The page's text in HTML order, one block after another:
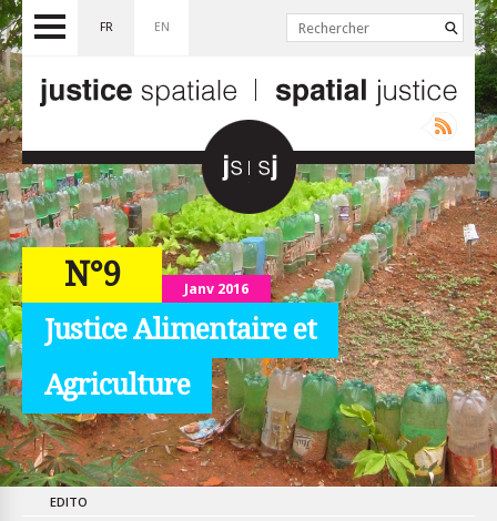
FR EN
Janv 2016
N°9
Justice Alimentaire et
Agriculture
EDITO